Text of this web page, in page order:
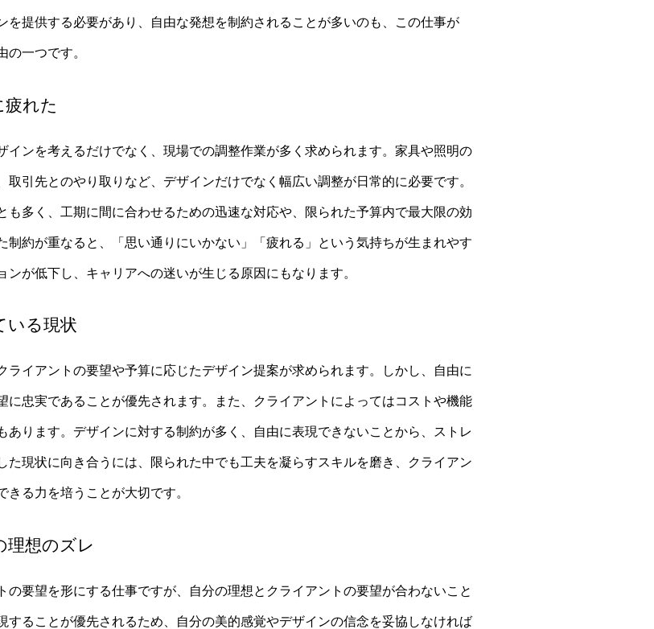
を提供する必要があり、自由な発想を制約されることが多いのも、この仕事が
の一つです。
疲れた
インを考えるだけでなく、現場での調整作業が多く求められます。家具や照明の
引先とのやり取りなど、デザインだけでなく幅広い調整が日常的に必要です。
も多く、工期に間に合わせるための迅速な対応や、限られた予算内で最大限の効
制約が重なると、「思い通りにいかない」「疲れる」という気持ちが生まれやす
が低下し、キャリアへの迷いが生じる原因にもなります。
いる現状
ライアントの要望や予算に応じたデザイン提案が求められます。しかし、自由に
に忠実であることが優先されます。また、クライアントによってはコストや機能
ります。デザインに対する制約が多く、自由に表現できないことから、ストレ
た現状に向き合うには、限られた中でも工夫を凝らすスキルを磨き、クライアン
きる力を培うことが大切です。
理想のズレ
の要望を形にする仕事ですが、自分の理想とクライアントの要望が合わないこと
することが優先されるため、自分の美的感覚やデザインの信念を妥協しなければ